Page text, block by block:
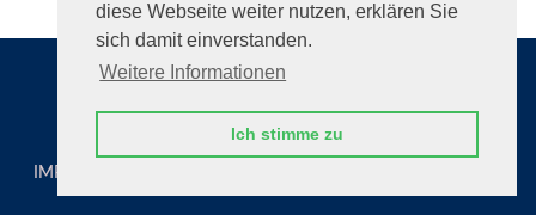
diese Webseite weiter nutzen, erklären Sie
sich damit einverstanden.
Weitere Informationen
Ich stimme zu
IMPRESSUM